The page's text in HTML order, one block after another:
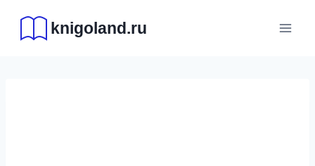
содержимому
knigoland.ru